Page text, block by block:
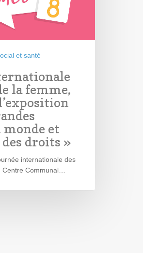
et santé
la femme,
et
droits »
internationale des
Communal…